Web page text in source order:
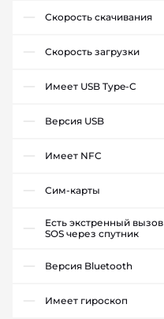
Скорость скачивания
Скорость загрузки
Имеет USB Type-C
Версия USB
Имеет NFC
Сим-карты
Есть экстренный вызов
SOS через спутник
Версия Bluetooth
Имеет гироскоп